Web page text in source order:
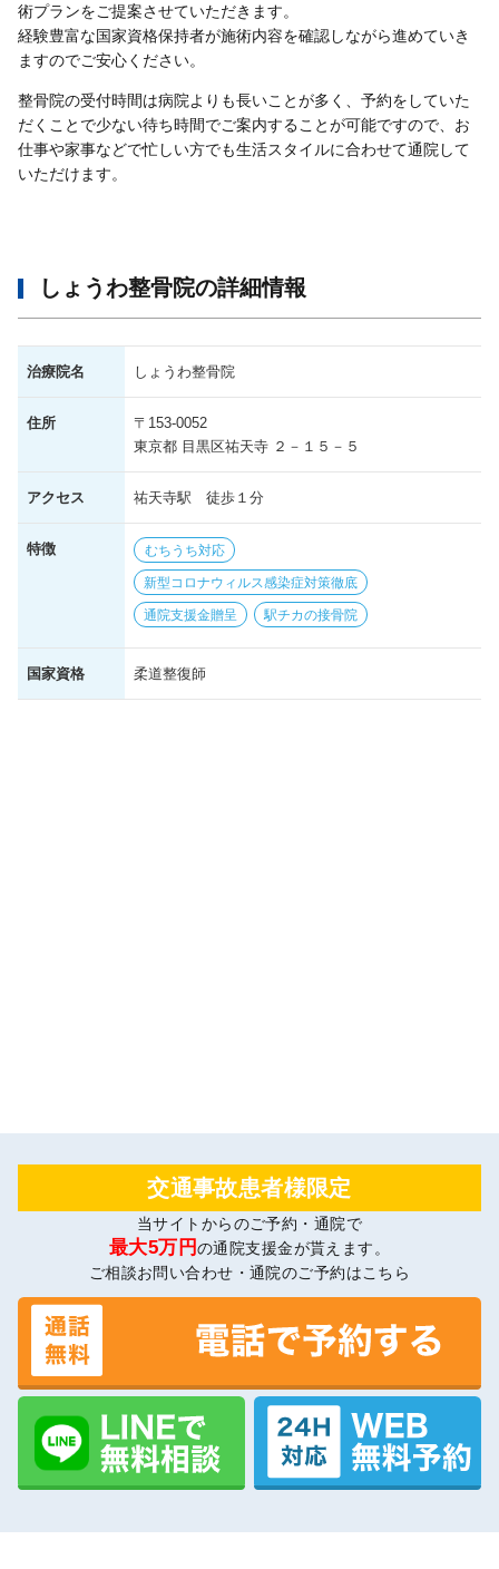
術プランをご提案させていただきます。
経験豊富な国家資格保持者が施術内容を確認しながら進めていき
ますのでご安心ください。
整骨院の受付時間は病院よりも長いことが多く、予約をしていた
だくことで少ない待ち時間でご案内することが可能ですので、お
仕事や家事などで忙しい方でも生活スタイルに合わせて通院して
いただけます。
しょうわ整骨院の詳細情報
治療院名 しょうわ整骨院
住所
〒153-0052
東京都 目黒区祐天寺 ２－１５－５
アクセス 祐天寺駅 徒歩１分
特徴 むちうち対応
新型コロナウィルス感染症対策徹底
通院支援金贈呈 駅チカの接骨院
国家資格 柔道整復師
交通事故患者様限定
当サイトからのご予約・通院で
最大5万円の通院支援金が貰えます。
ご相談お問い合わせ・通院のご予約はこちら